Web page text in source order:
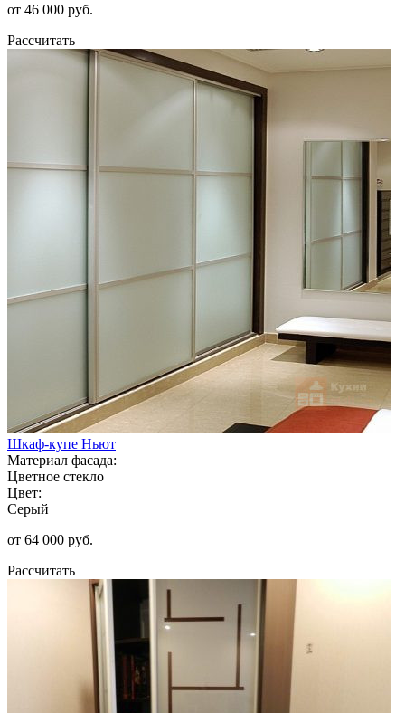
от 46 000 руб.
Рассчитать
Шкаф-купе Ньют
Материал фасада:
Цветное стекло
Цвет:
Серый
от 64 000 руб.
Рассчитать